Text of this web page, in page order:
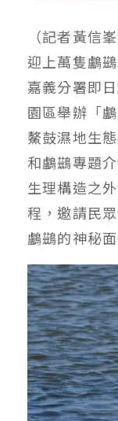
（記者黃信
迎上萬隻鸕
嘉義分署即
園區舉辦「
鰲鼓濕地生
和鸕鷀專題
生理構造之
程，邀請民
鸕鷀的神秘面